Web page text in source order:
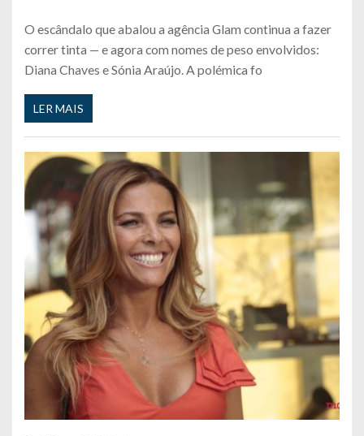
O escândalo que abalou a agência Glam continua a fazer
correr tinta — e agora com nomes de peso envolvidos:
Diana Chaves e Sónia Araújo. A polémica fo
LER MAIS